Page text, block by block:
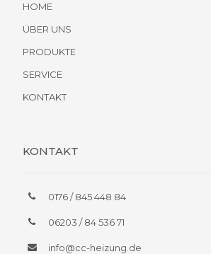
HOME
ÜBER UNS
PRODUKTE
SERVICE
KONTAKT
KONTAKT
0176 / 845 448 84
06203 / 84 536 71
info@cc-heizung.de